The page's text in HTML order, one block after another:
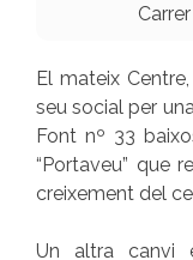
El mateix
seu social per
Font nº 33
“Portaveu” que
creixement del
Un altra canvi